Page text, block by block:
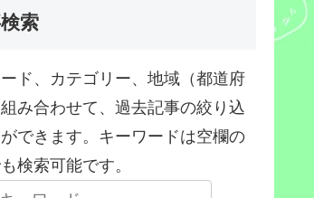
索
ド、カテゴリー、地域（都道府
み合わせて、過去記事の絞り込
できます。キーワードは空欄の
検索可能です。